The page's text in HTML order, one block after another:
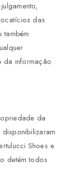
das
da informação
da
Shoes e
detém todos